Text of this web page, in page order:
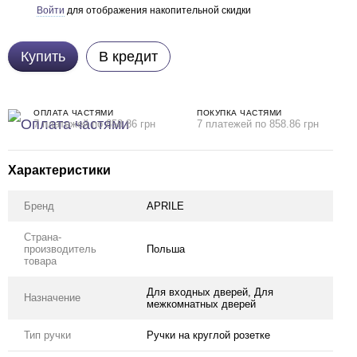
дешевше
Войти для отображения накопительной скидки
Купить В кредит
ОПЛАТА ЧАСТЯМИ
7 платежей по 858.86 грн
ПОКУПКА ЧАСТЯМИ
7 платежей по 858.86 грн
Характеристики
Бренд APRILE
Страна-
производитель
товара
Польша
Назначение
Для входных дверей, Для
межкомнатных дверей
Тип ручки Ручки на круглой розетке